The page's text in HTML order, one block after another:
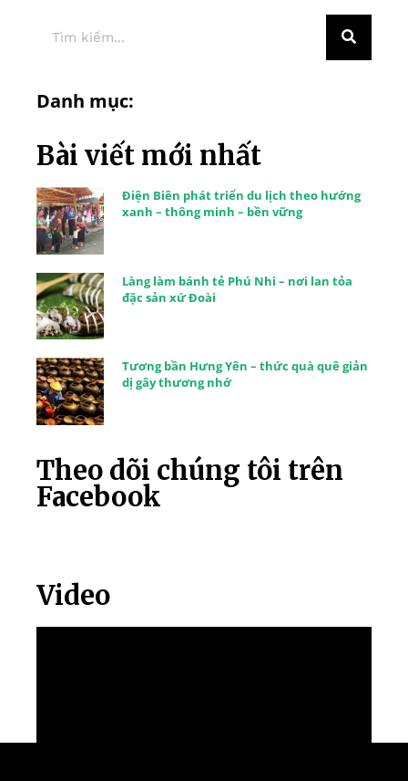
Danh mục:
Bài viết mới nhất
Điện Biên phát triển du lịch theo hướng
xanh – thông minh – bền vững
Làng làm bánh tẻ Phú Nhi – nơi lan tỏa
đặc sản xứ Đoài
Tương bần Hưng Yên – thức quà quê giản
dị gây thương nhớ
Theo dõi chúng tôi trên
Facebook
Video